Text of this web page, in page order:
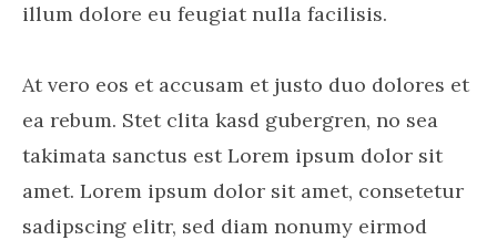
illum dolore eu feugiat nulla facilisis.
At vero eos et accusam et justo duo dolores et
ea rebum. Stet clita kasd gubergren, no sea
takimata sanctus est Lorem ipsum dolor sit
amet. Lorem ipsum dolor sit amet, consetetur
sadipscing elitr, sed diam nonumy eirmod